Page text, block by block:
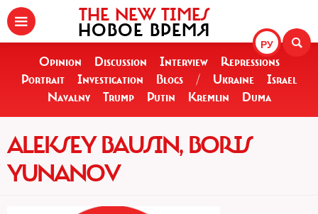
РУ
THE NEW TIMES
НОВОЕ ВРЕМЯ
Opinion Discussion Interview
Repressions
Portrait
Investigation Blogs / Ukraine
Israel
Navalny
Trump Putin Kremlin Duma
ALEKSEY BAUSIN, BORIS
YUNANOV